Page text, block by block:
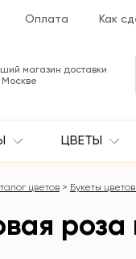
Оплата Как
магазин доставки
Москве
ЦВЕТЫ
цветов Букеты
роза